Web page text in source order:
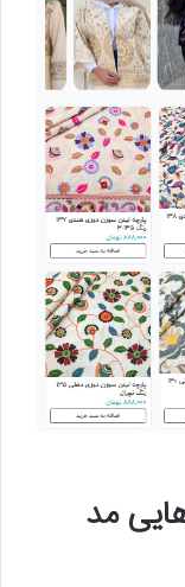
هایی مد